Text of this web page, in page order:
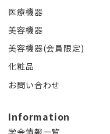
医療機器
美容機器
美容機器(会員限定)
化粧品
お問い合わせ
Information